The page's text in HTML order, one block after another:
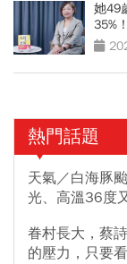
她49
35%
熱門話題
天氣／白海豚
光、高溫36度
眷村長大，蔡
的壓力，只要